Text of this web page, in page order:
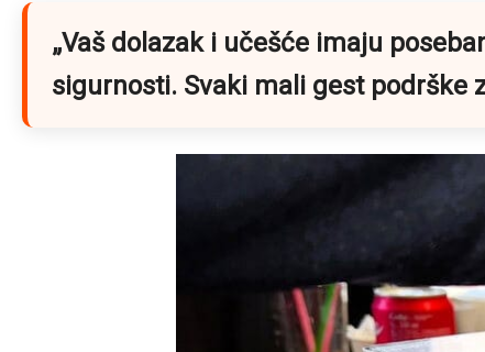
„Vaš dolazak i učešće imaju
sigurnosti. Svaki mali gest podrške